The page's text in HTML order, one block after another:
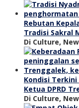
Rebutan
Tradisi Sakral
Di Culture,
Kondisi
Ketua DPRD
Di Culture,